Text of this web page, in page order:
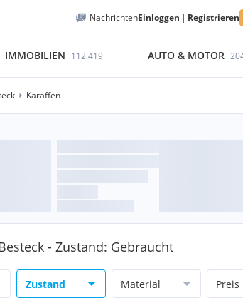
NachrichtenEinloggen | Registrieren
IMMOBILIEN 112.419 AUTO & MOTOR
Karaffen
- Zustand: Gebraucht
Zustand Material Preis